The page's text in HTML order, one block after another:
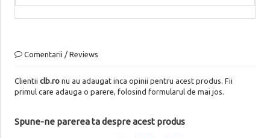
Comentarii / Reviews
Clientii clb.ronu au adaugat inca opinii pentru acest produs. Fii
primul care adauga o parere, folosind formularul de mai jos.
Spune-ne parerea ta despre acest produs